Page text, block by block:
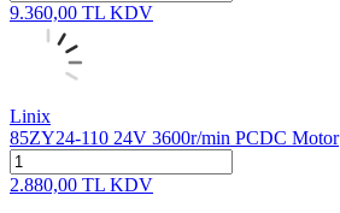
9.360,00 TL KDV
Linix
85ZY24-110 24V 3600r/min PCDC Motor
2.880,00 TL KDV